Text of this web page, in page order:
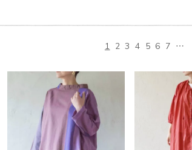
1 2 3 4 5 6 7 …